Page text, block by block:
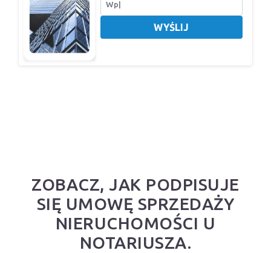
WYŚLIJ
ZOBACZ, JAK PODPISUJE
SIĘ UMOWĘ SPRZEDAŻY
NIERUCHOMOŚCI U
NOTARIUSZA.